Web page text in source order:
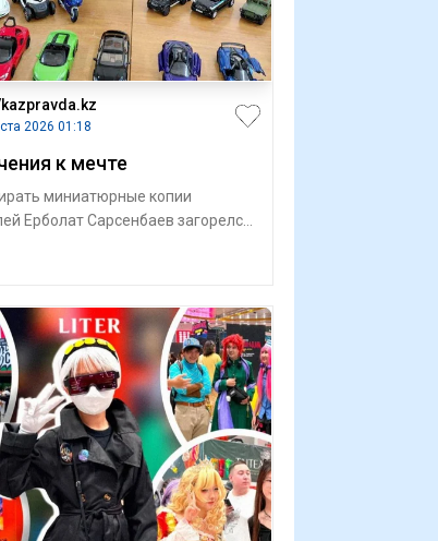
2026 01:18
к мечте
миниа­тюрные копии
Ерболат Сарсенбаев загорелся